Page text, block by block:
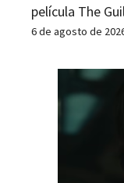
película The
6 de agosto de